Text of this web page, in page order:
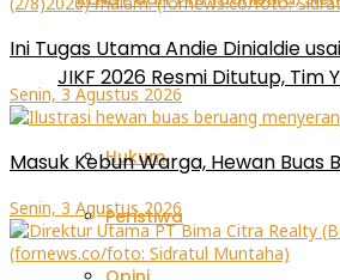
JIKF 2026 Resmi Ditutup, Tim
Hukum
Peristiwa
Ini Tugas Utama Andie Dinialdie
Senin, 3 Agustus 2026
Masuk Kebun Warga, Hewan
Senin, 3 Agustus 2026